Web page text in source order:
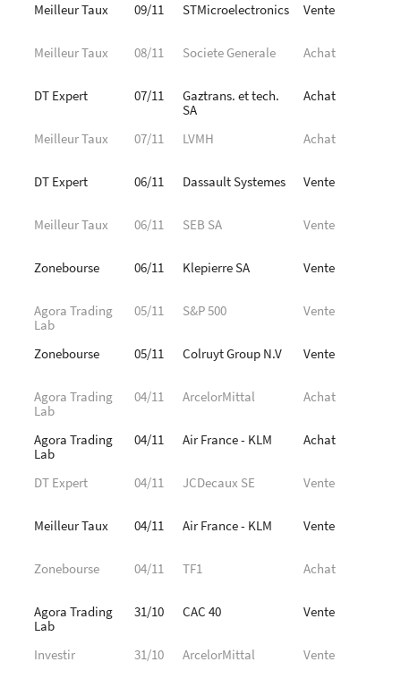
Meilleur Taux 09/11 STMicroelectronics Vente
Meilleur Taux 08/11 Societe Generale Achat
DT Expert 07/11
Gaztrans. et tech.
SA
Achat
Meilleur Taux 07/11 LVMH Achat
DT Expert 06/11 Dassault Systemes Vente
Meilleur Taux 06/11 SEB SA Vente
Zonebourse 06/11 Klepierre SA Vente
Agora Trading
Lab
05/11 S&P 500 Vente
Zonebourse 05/11 Colruyt Group N.V Vente
Agora Trading
Lab
04/11 ArcelorMittal Achat
Agora Trading
Lab
04/11 Air France - KLM Achat
DT Expert 04/11 JCDecaux SE Vente
Meilleur Taux 04/11 Air France - KLM Vente
Zonebourse 04/11 TF1 Achat
Agora Trading
Lab
31/10 CAC 40 Vente
Investir 31/10 ArcelorMittal Vente